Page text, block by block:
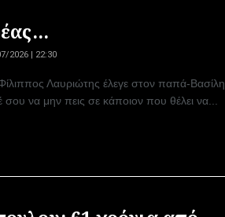
2026 | 22:30
Λαυριώτης έλεγε στον παπά-Βασίλη
να μην πεις σε κάποιον που θέλει να...